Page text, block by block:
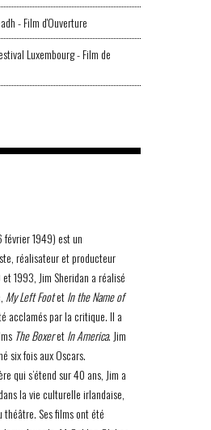
- Film d'Ouverture
Luxembourg - Film de
février 1949) est un
réalisateur et producteur
1993, Jim Sheridan a réalisé
My Left FootetIn the Name of
acclamés par la critique. Il a
The BoxeretIn America. Jim
six fois aux Oscars.
qui s’étend sur 40 ans, Jim a
la vie culturelle irlandaise,
théâtre. Ses films ont été